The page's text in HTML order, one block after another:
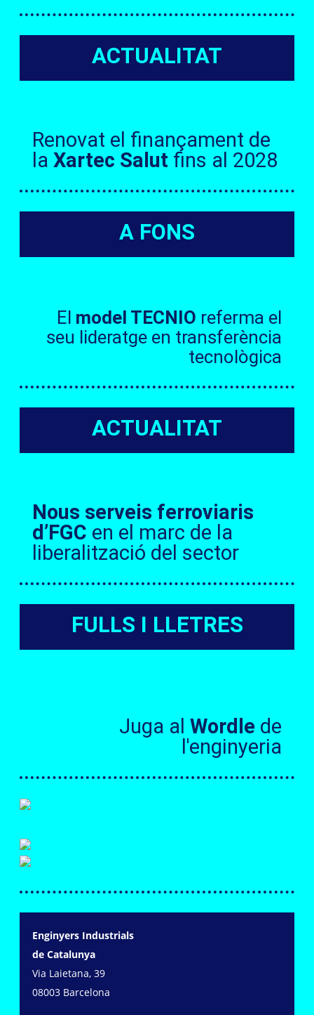
ACTUALITAT
Renovat el finançament de
la Xartec Salut fins al 2028
A FONS
El model TECNIO referma el
seu lideratge en transferència
tecnològica
ACTUALITAT
Nous serveis ferroviaris
d’FGC en el marc de la
liberalització del sector
FULLS I LLETRES
Juga al Wordle de
l'enginyeria
Enginyers Industrials
de Catalunya
Via Laietana, 39
08003 Barcelona